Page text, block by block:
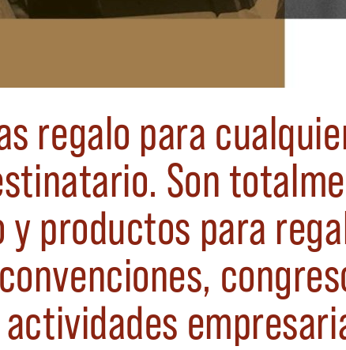
regalo para
Son
productos para